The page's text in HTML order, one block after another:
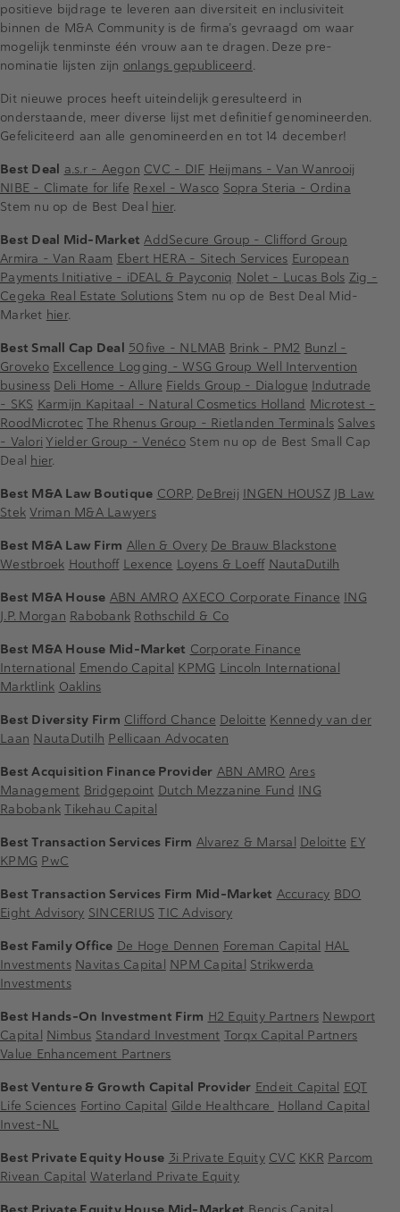
positieve bijdrage te leveren aan diversiteit en inclusiviteit
binnen de M&A Community is de firma’s gevraagd om waar
mogelijk tenminste één vrouw aan te dragen. Deze pre-
nominatie lijsten zijn onlangs gepubliceerd.
Dit nieuwe proces heeft uiteindelijk geresulteerd in
onderstaande, meer diverse lijst met definitief genomineerden.
Gefeliciteerd aan alle genomineerden en tot 14 december!
Best Deal a.s.r – Aegon CVC – DIF Heijmans – Van Wanrooij
NIBE – Climate for life Rexel – Wasco Sopra Steria – Ordina
Stem nu op de Best Deal
hier.
Best Deal Mid-Market AddSecure Group – Clifford Group
Armira – Van Raam Ebert HERA – Sitech Services European
Payments Initiative – iDEAL & Payconiq Nolet – Lucas Bols Zig –
Cegeka Real Estate Solutions Stem nu op de Best Deal Mid-
Market hier.
Best Small Cap Deal 50five – NLMAB Brink – PM2 Bunzl –
Groveko Excellence Logging – WSG Group Well Intervention
business Deli Home – Allure Fields Group – Dialogue Indutrade
– SKS Karmijn Kapitaal – Natural Cosmetics Holland Microtest –
RoodMicrotec The Rhenus Group – Rietlanden Terminals Salves
– Valori Yielder Group – VenécoStem nu op de Best Small Cap
Deal hier.
Best M&A Law Boutique CORP. DeBreij INGEN HOUSZ JB Law
Stek Vriman M&A Lawyers
Best M&A Law Firm Allen & Overy De Brauw Blackstone
Westbroek Houthoff Lexence Loyens & Loeff NautaDutilh
Best M&A House ABN AMRO AXECO Corporate Finance ING
J.P. Morgan Rabobank Rothschild & Co
Best M&A House Mid-Market Corporate Finance
International Emendo Capital KPMG Lincoln International
Marktlink Oaklins
Best Diversity Firm Clifford Chance Deloitte Kennedy van der
Laan NautaDutilh Pellicaan Advocaten
Best Acquisition Finance Provider ABN AMRO Ares
Management Bridgepoint Dutch Mezzanine Fund ING
Rabobank Tikehau Capital
Best Transaction Services Firm Alvarez & Marsal Deloitte EY
KPMG PwC
Best Transaction Services Firm Mid-Market Accuracy BDO
Eight Advisory SINCERIUS TIC Advisory
Best Family Office De Hoge Dennen Foreman Capital HAL
Investments Navitas Capital NPM Capital Strikwerda
Investments
Best Hands-On Investment Firm H2 Equity Partners Newport
Capital Nimbus Standard Investment Torqx Capital Partners
Value Enhancement Partners
Best Venture & Growth Capital Provider Endeit Capital EQT
Life Sciences Fortino Capital Gilde Healthcare
Holland Capital
Invest-NL
Best Private Equity House 3i Private Equity CVC KKR Parcom
Rivean Capital Waterland Private Equity